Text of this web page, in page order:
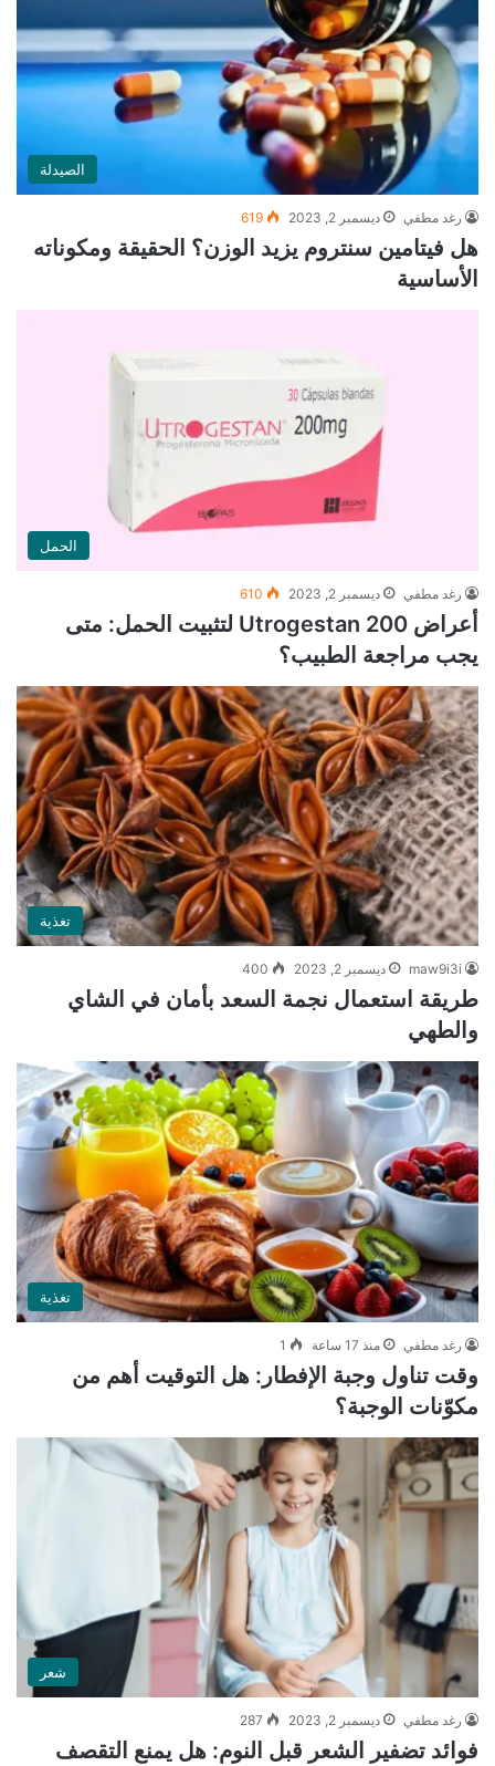
الصيدلة
رغد مطفي ديسمبر 2, 2023 619
هل فيتامين سنتروم يزيد الوزن؟ الحقيقة ومكوناته
الأساسية
الحمل
رغد مطفي ديسمبر 2, 2023 610
أعراض Utrogestan 200 لتثبيت الحمل: متى
يجب مراجعة الطبيب؟
تغذية
maw9i3i ديسمبر 2, 2023 400
طريقة استعمال نجمة السعد بأمان في الشاي
والطهي
تغذية
رغد مطفي منذ 17 ساعة 1
وقت تناول وجبة الإفطار: هل التوقيت أهم من
مكوّنات الوجبة؟
شعر
رغد مطفي ديسمبر 2, 2023 287
فوائد تضفير الشعر قبل النوم: هل يمنع التقصف